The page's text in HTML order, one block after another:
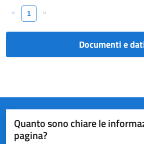
« 1 »
Documenti e
Quanto sono chiare le
pagina?